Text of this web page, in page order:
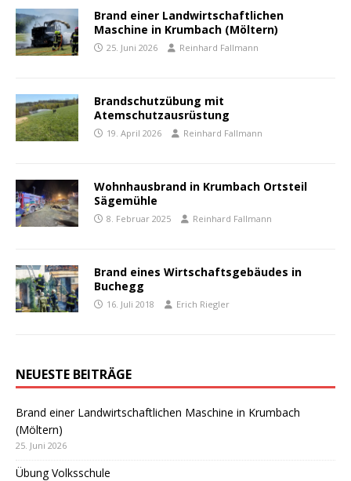
Brand einer Landwirtschaftlichen
Maschine in Krumbach (Möltern)
25. Juni 2026 Reinhard Fallmann
Brandschutzübung mit
Atemschutzausrüstung
19. April 2026 Reinhard Fallmann
Wohnhausbrand in Krumbach Ortsteil
Sägemühle
8. Februar 2025 Reinhard Fallmann
Brand eines Wirtschaftsgebäudes in
Buchegg
16. Juli 2018 Erich Riegler
NEUESTE BEITRÄGE
Brand einer Landwirtschaftlichen Maschine in Krumbach
(Möltern)
25. Juni 2026
Übung Volksschule